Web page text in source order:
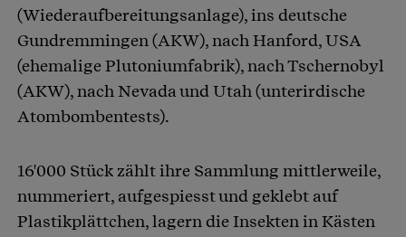
(Wiederaufbereitungsanlage), ins deutsche
Gundremmingen (AKW), nach Hanford, USA
(ehemalige Plutoniumfabrik), nach Tschernobyl
(AKW), nach Nevada und Utah (unterirdische
Atombombentests).
16'000 Stück zählt ihre Sammlung mittlerweile,
nummeriert, aufgespiesst und geklebt auf
Plastikplättchen, lagern die Insekten in Kästen